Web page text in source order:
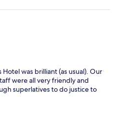
was brilliant (as usual). Our
were all very friendly and
superlatives to do justice to